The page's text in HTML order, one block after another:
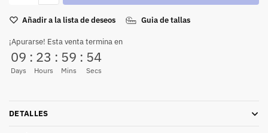
Añadir a la lista de deseos Guia de tallas
¡Apurarse! Esta venta termina en
09
Days
: 23
Hours
: 59
Mins
: 53
Secs
DETALLES